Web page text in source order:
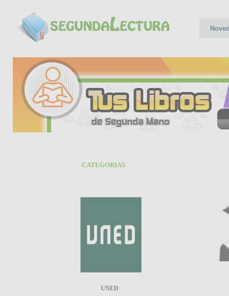
CATEGORIAS
UNED